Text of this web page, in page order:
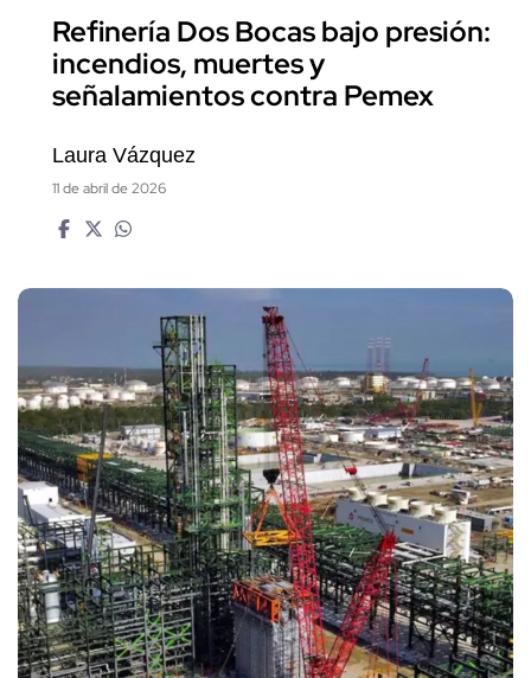
Refinería Dos Bocas bajo presión:
incendios, muertes y
señalamientos contra Pemex
Laura Vázquez
11 de abril de 2026